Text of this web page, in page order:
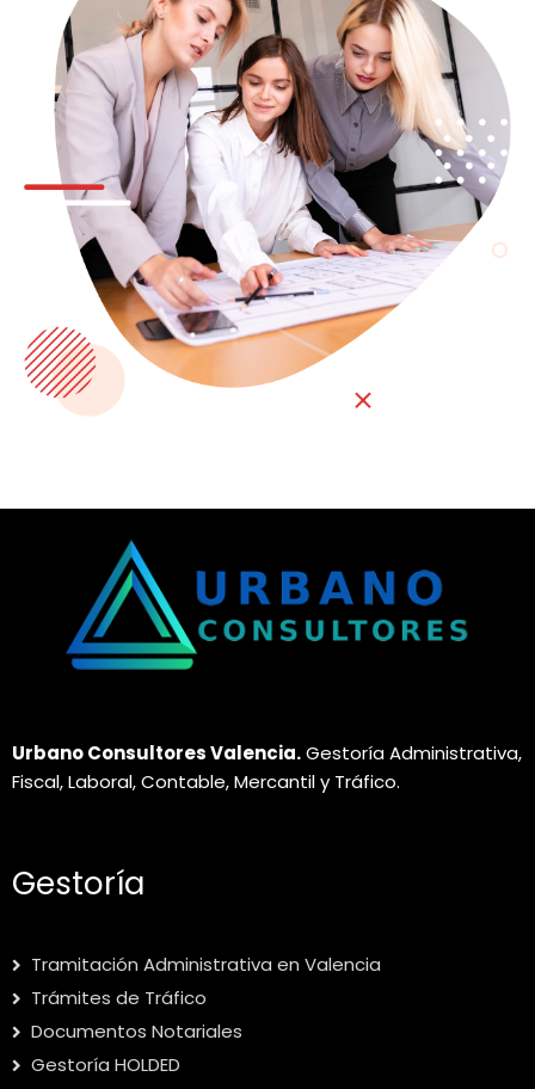
Urbano Consultores Valencia.Gestoría Administrativa,
Fiscal, Laboral, Contable, Mercantil y Tráfico.
Gestoría
Tramitación Administrativa en Valencia
Trámites de Tráfico
Documentos Notariales
Gestoría HOLDED